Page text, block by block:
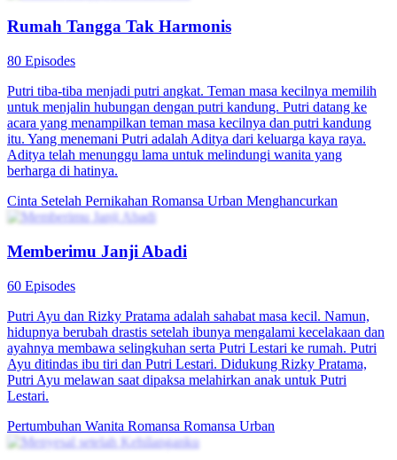
kedua, Wenny mendapatkan kabar buruk bahwa suaminya
meninggal saat bekerja. Saat ibu mertuanya melihat Wenny
melahirkan anak perempuan lagi, dia langsung mengusir Wenny dan
Yasmin dari rumahnya. Ibu mertuanya dengan paksa menjual putri
kedua Wenny yang baru lahir kepada Sapta, pedagang manusia.
Wenny hanya bisa meninggalkan bekas gigitan di lengan putrinya
dan terpaksa meninggalkan rumah. Tanpa diketahui, putri kedua
Wenny yang dijual secara ilegal, tanpa sengaja diselamatkan oleh
Jeffrey Theo, pria yang diam-diam menyukai Wenny selama
bertahun-tahun. Jeffrey mengadopsi putri Wenny dan
menamakannya Shirley Theo. Mereka menjalani kehidupan yang
bertolak belakang. Namun, keduanya bertemu karena Wenny tanpa
sengaja kembali ke saat dia berusia 18 tahun. Berdasarkan petunjuk
sebagai pengasuh. Shirley yang berusia 18 tahun merasa bahwa
Wenny ingin menggoda ayahnya, Jeffrey. Dia mempermalukan
Wenny dengan berbagai cara. Tanpa diduga, kecelakaan terjadi.
Wenny dan Shirley jatuh dari tangga. Kondisi Shirley kritis dan
membutuhkan donor darah. Pada saat jatuh, Wenny menemukan
bekas gigitan di lengan Shirley dan menyadari bahwa Shirley adalah
putri keduanya. Jadi, dia bersikeras mendonorkan darah untuk
Shirley…
Drama KeluargaPertumbuhan WanitaTime Travel